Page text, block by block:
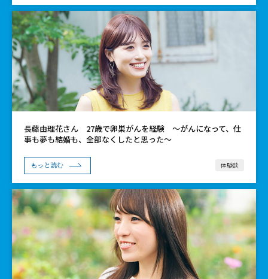
長藤由理花さん 27歳で卵巣がんを経験 ～がんになって、仕
事も夢も結婚も、全部なくしたと思った～
もっと読む 体験談